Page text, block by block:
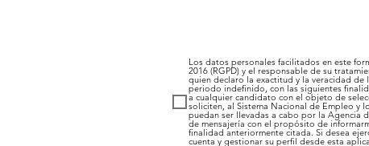
Los datos personales facilitados en este
2016 (RGPD) y el responsable de su
quien declaro la exactitud y la veracidad
periodo indefinido, con las siguientes
a cualquier candidato con el objeto de
soliciten, al Sistema Nacional de Empleo y
puedan ser llevadas a cabo por la Agencia
de mensajería con el propósito de
finalidad anteriormente citada. Si desea
cuenta y gestionar su perfil desde esta